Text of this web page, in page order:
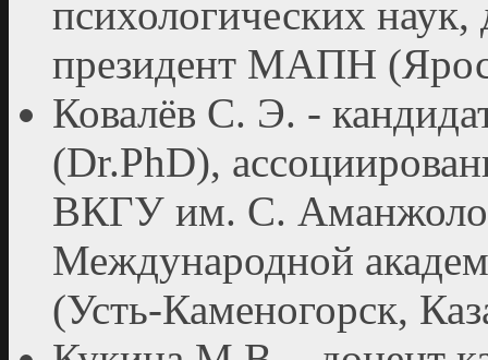
психологических
президент МАПН
Ковалёв С. Э. -
(Dr.PhD),
ВКГУ им. С.
Международной
(Усть-Каменогорск,